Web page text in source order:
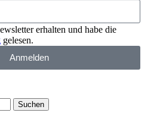
erhalten und habe die
gelesen.
Anmelden
Suchen